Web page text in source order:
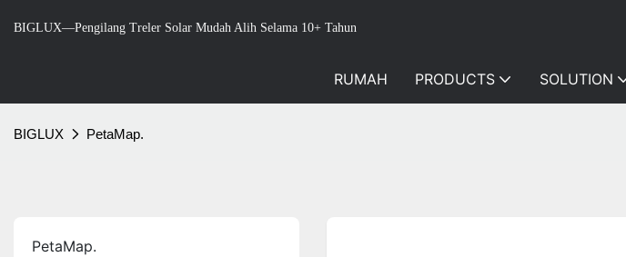
BIGLUX—Pengilang Treler Solar Mudah Alih Selama 10+ Tahun
RUMAH PRODUCTS SOLUTION
BIGLUX PetaMap.
PetaMap.